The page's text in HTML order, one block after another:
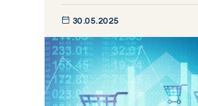
30.05.2025
DÉCOUVRIR MAINTENANT